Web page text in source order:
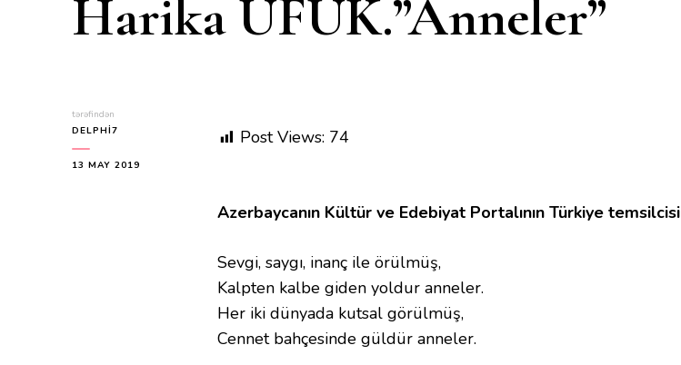
Harika UFUK.”Anneler”
tərəfindən
DELPHI7
13 MAY 2019
Post Views: 74
Azerbaycanın Kültür ve Edebiyat Portalının Türkiye temsilcisi
Sevgi, saygı, inanç ile örülmüş,
Kalpten kalbe giden yoldur anneler.
Her iki dünyada kutsal görülmüş,
Cennet bahçesinde güldür anneler.